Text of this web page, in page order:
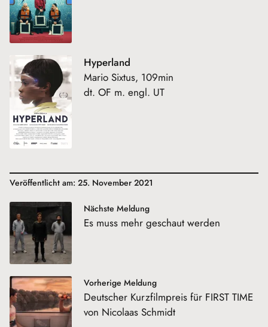
Hyperland
Mario Sixtus, 109min
dt. OF m. engl. UT
Veröffentlicht am: 25. November 2021
Nächste Meldung
Es muss mehr geschaut werden
Vorherige Meldung
Deutscher Kurzfilmpreis für FIRST TIME
von Nicolaas Schmidt